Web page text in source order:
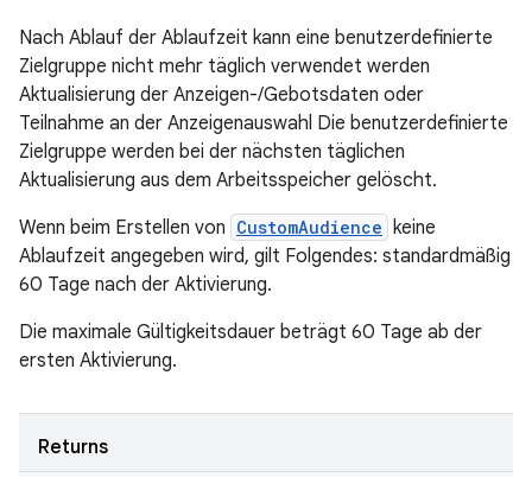
Nach Ablauf der Ablaufzeit kann eine benutzerdefinierte
Zielgruppe nicht mehr täglich verwendet werden
Aktualisierung der Anzeigen-/Gebotsdaten oder
Teilnahme an der Anzeigenauswahl Die benutzerdefinierte
Zielgruppe werden bei der nächsten täglichen
Aktualisierung aus dem Arbeitsspeicher gelöscht.
Wenn beim Erstellen von CustomAudience keine
Ablaufzeit angegeben wird, gilt Folgendes: standardmäßig
60 Tage nach der Aktivierung.
Die maximale Gültigkeitsdauer beträgt 60 Tage ab der
ersten Aktivierung.
Returns